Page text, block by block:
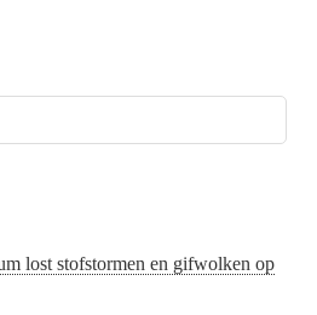
lost stofstormen en gifwolken op